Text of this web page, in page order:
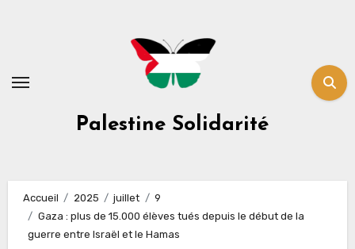
Palestine Solidarité
Accueil 2025 juillet
9
Gaza : plus de 15.000 élèves tués depuis le début de la
guerre entre Israël et le Hamas